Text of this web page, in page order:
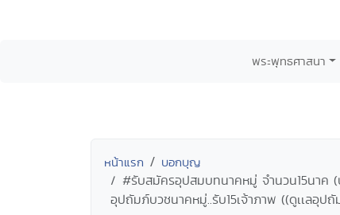
พระพุทธศาสนา
หน้าแรก บอกบุญ
#รับสมัครอุปสมบทนาคหมู่ จำนวน15นาค (
อุปถัมภ์บวชนาคหมู่..รับ15เจ้าภาพ ((ดูเเลอุ